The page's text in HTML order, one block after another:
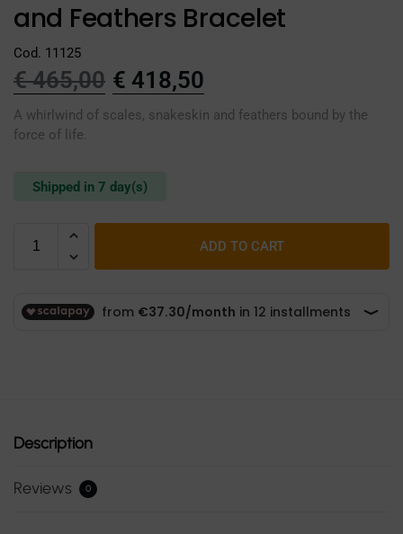
and Feathers Bracelet
Cod. 11125
€465,00 € 418,50
A whirlwind of scales, snakeskin and feathers bound by the
force of life.
Shipped in 7 day(s)
ADD TO CART
Description
Reviews 0